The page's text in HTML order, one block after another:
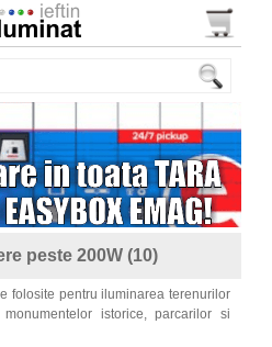
peste 200W (10)
folosite pentru iluminarea terenurilor
istorice, parcarilor si